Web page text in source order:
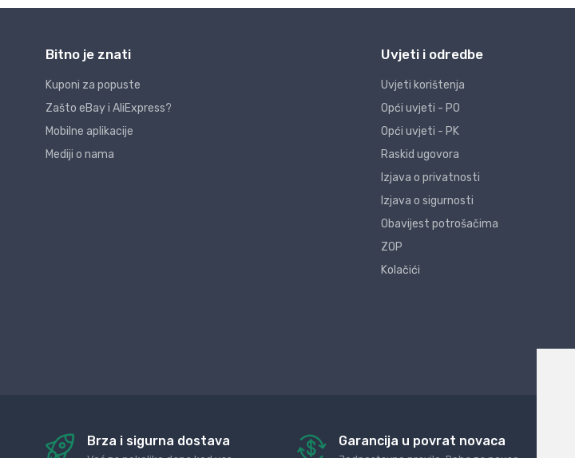
Bitno je znati
Kuponi za popuste
Zašto eBay i AliExpress?
Mobilne aplikacije
Mediji o nama
Uvjeti i odredbe
Uvjeti korištenja
Opći uvjeti - PO
Opći uvjeti - PK
Raskid ugovora
Izjava o privatnosti
Izjava o sigurnosti
Obavijest potrošačima
ZOP
Kolačići
Brza i sigurna dostava Garancija u povrat novaca